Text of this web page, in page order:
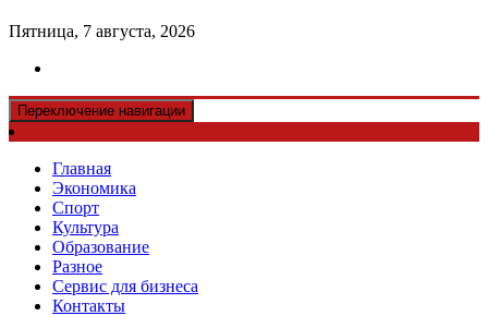
Пятница, 7 августа, 2026
Переключение навигации
Главная
Экономика
Спорт
Культура
Образование
Разное
Сервис для бизнеса
Контакты